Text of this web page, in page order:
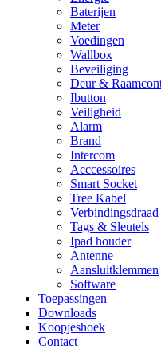
Baterijen
Meter
Voedingen
Wallbox
Beveiliging
Deur &
Ibutton
Veiligheid
Alarm
Brand
Intercom
Acccessoires
Smart Socket
Tree Kabel
Verbindingsdraad
Tags & Sleutels
Ipad houder
Antenne
Aansluitklemmen
Software
Toepassingen
Downloads
Koopjeshoek
Contact